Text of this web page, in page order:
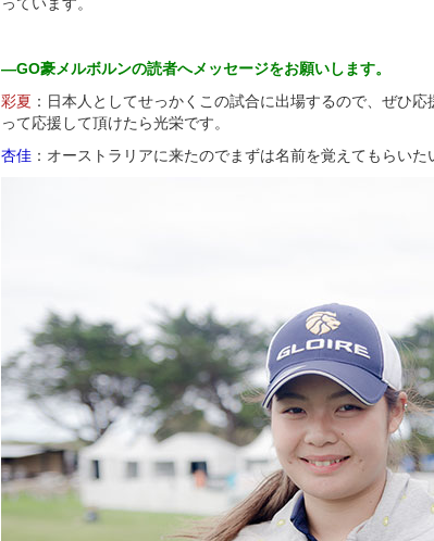
っています。
—GO豪メルボルンの読者へメッセージをお願いします。
彩夏 ：日本人としてせっかくこの試合に出場するので、ぜひ
って応援して頂けたら光栄です。
杏佳 ：オーストラリアに来たのでまずは名前を覚えてもらいた